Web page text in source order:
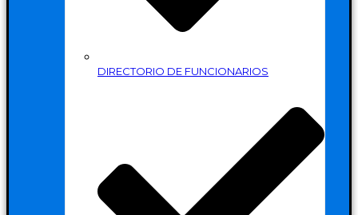
DIRECTORIO DE FUNCIONARIOS